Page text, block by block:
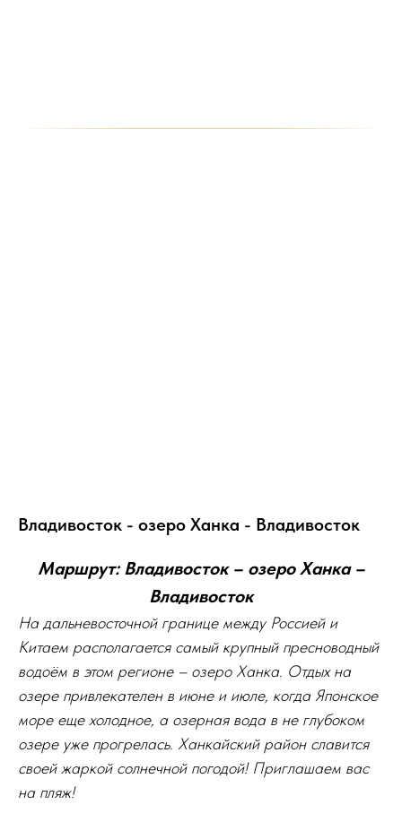
Владивосток - озеро Ханка - Владивосток
Маршрут: Владивосток – озеро Ханка –
Владивосток
На дальневосточной границе между Россией и
Китаем располагается самый крупный пресноводный
водоём в этом регионе – озеро Ханка. Отдых на
озере привлекателен в июне и июле, когда Японское
море еще холодное, а озерная вода в не глубоком
озере уже прогрелась. Ханкайский район славится
своей жаркой солнечной погодой! Приглашаем вас
на пляж!